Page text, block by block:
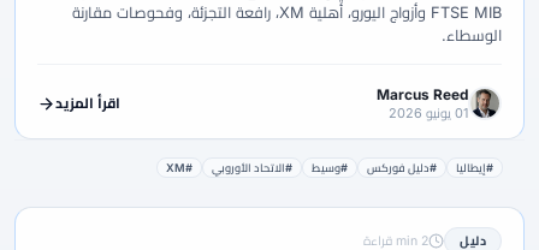
FTSE MIB وأزواج اليورو، أهلية XM، رافعة التجزئة، وفحوصات مقارنة
الوسطاء.
Marcus Reed
01 يونيو 2026
اقرأ المزيد
#إيطاليا #دليل فوركس #وسيط #الاتحاد الأوروبي #XM
دليل 2 min قراءة